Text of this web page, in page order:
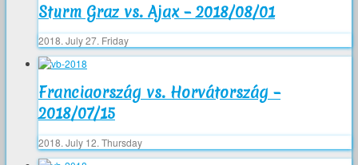
Sturm Graz vs. Ajax – 2018/08/01
2018. July 27. Friday
Franciaország vs. Horvátország –
2018/07/15
2018. July 12. Thursday